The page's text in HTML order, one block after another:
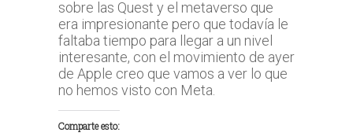
sobre las Quest y el metaverso que
era impresionante pero que todavía le
faltaba tiempo para llegar a un nivel
interesante, con el movimiento de ayer
de Apple creo que vamos a ver lo que
no hemos visto con Meta.
Comparte esto: